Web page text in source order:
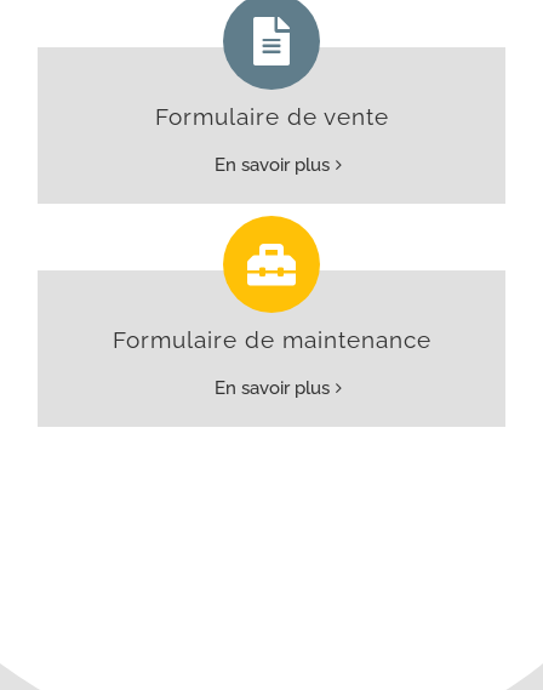
Formulaire de vente
En savoir plus
Formulaire de maintenance
En savoir plus